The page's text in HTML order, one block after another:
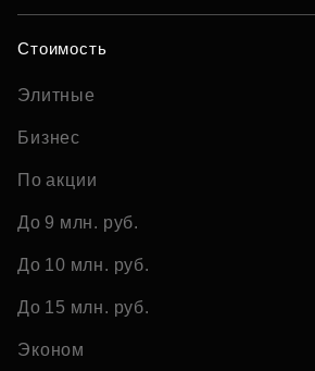
Стоимость
Элитные
Бизнес
По акции
До 9 млн. руб.
До 10 млн. руб.
До 15 млн. руб.
Эконом